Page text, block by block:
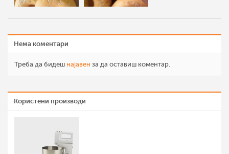
Нема коментари
Треба да бидеш најавен за да оставиш коментар.
Користени производи